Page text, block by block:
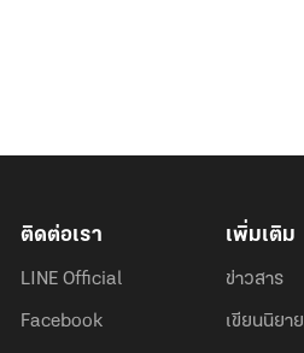
ติดต่อเรา
LINE Official
Facebook
เพิ่มเติม
ข่าวสาร
เขียนนิยาย